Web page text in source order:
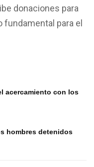
donaciones para
fundamental para el
acercamiento con los
hombres detenidos